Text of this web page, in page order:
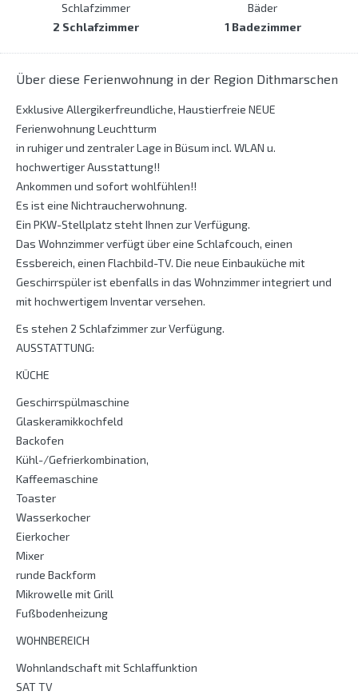
Schlafzimmer
2 Schlafzimmer
Bäder
1 Badezimmer
Über diese Ferienwohnung in der Region Dithmarschen
Exklusive Allergikerfreundliche, Haustierfreie NEUE
Ferienwohnung Leuchtturm
in ruhiger und zentraler Lage in Büsum incl. WLAN u.
hochwertiger Ausstattung!!
Ankommen und sofort wohlfühlen!!
Es ist eine Nichtraucherwohnung.
Ein PKW-Stellplatz steht Ihnen zur Verfügung.
Das Wohnzimmer verfügt über eine Schlafcouch, einen
Essbereich, einen Flachbild-TV. Die neue Einbauküche mit
Geschirrspüler ist ebenfalls in das Wohnzimmer integriert und
mit hochwertigem Inventar versehen.
Es stehen 2 Schlafzimmer zur Verfügung.
AUSSTATTUNG:
KÜCHE
Geschirrspülmaschine
Glaskeramikkochfeld
Backofen
Kühl-/Gefrierkombination,
Kaffeemaschine
Toaster
Wasserkocher
Eierkocher
Mixer
runde Backform
Mikrowelle mit Grill
Fußbodenheizung
WOHNBEREICH
Wohnlandschaft mit Schlaffunktion
SAT TV